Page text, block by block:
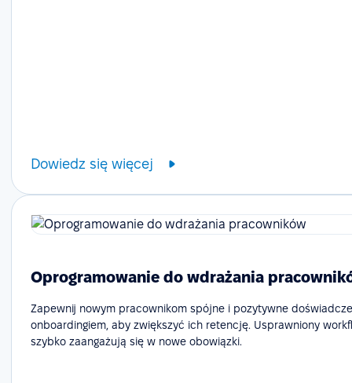
Dowiedz się więcej
Oprogramowanie do wdrażania
Zapewnij nowym pracownikom spójne i pozytywne
onboardingiem, aby zwiększyć ich retencję. Usprawniony
szybko zaangażują się w nowe obowiązki.